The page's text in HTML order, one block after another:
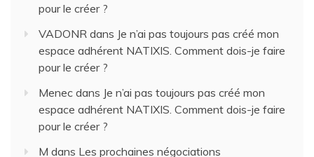
pour le créer ?
VADONR dans Je n’ai pas toujours pas créé mon
espace adhérent NATIXIS. Comment dois-je faire
pour le créer ?
Menec dans Je n’ai pas toujours pas créé mon
espace adhérent NATIXIS. Comment dois-je faire
pour le créer ?
M dans Les prochaines négociations